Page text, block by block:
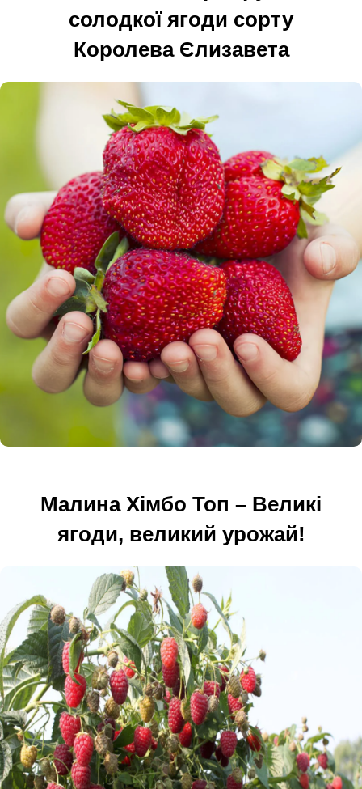
солодкої ягоди сорту
Королева Єлизавета
Малина Хімбо Топ – Великі
ягоди, великий урожай!